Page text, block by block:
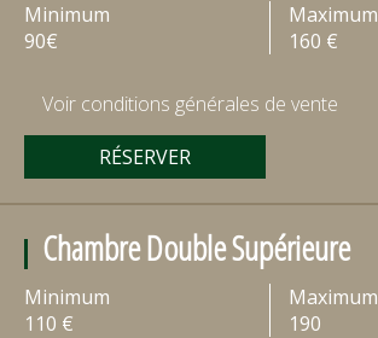
Minimum
90€
Maximum
160 €
Voir conditions générales de vente
RÉSERVER
Chambre Double Supérieure
Minimum
110 €
Maximum
190